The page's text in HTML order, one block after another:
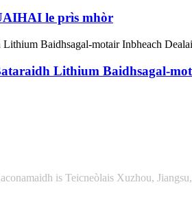
le prìs mhòr
Lithium Baidhsagal-
is Teicneòlais Xuzhou,